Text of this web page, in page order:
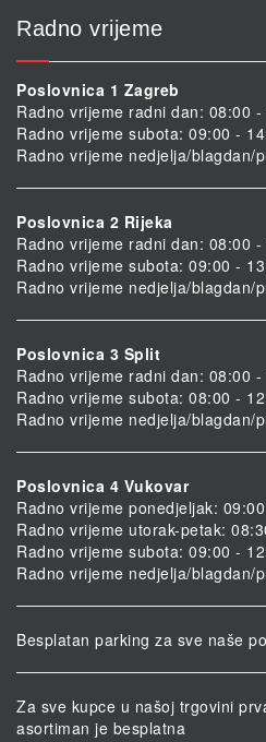
Radno vrijeme
Poslovnica 1 Zagreb
Radno vrijeme radni dan: 08:00 -
Radno vrijeme subota: 09:00 -
Radno vrijeme nedjelja/blagdan/
Poslovnica 2 Rijeka
Radno vrijeme radni dan: 08:00 -
Radno vrijeme subota: 09:00 -
Radno vrijeme nedjelja/blagdan/
Poslovnica 3 Split
Radno vrijeme radni dan: 08:00 -
Radno vrijeme subota: 08:00 -
Radno vrijeme nedjelja/blagdan/
Poslovnica 4 Vukovar
Radno vrijeme ponedjeljak:
Radno vrijeme utorak-petak:
Radno vrijeme subota: 09:00 -
Radno vrijeme nedjelja/blagdan/
Besplatan parking za sve naše
Za sve kupce u našoj trgovini
asortiman je besplatna